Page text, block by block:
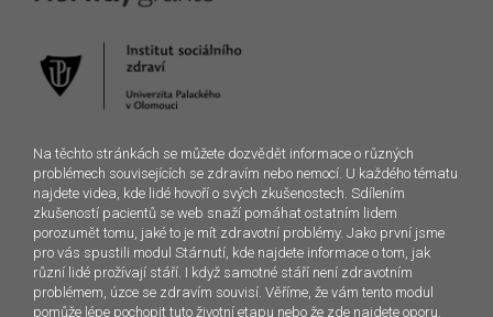
Na těchto stránkách se můžete dozvědět informace o různých
problémech souvisejících se zdravím nebo nemocí. U každého tématu
najdete videa, kde lidé hovoří o svých zkušenostech. Sdílením
zkušeností pacientů se web snaží pomáhat ostatním lidem
porozumět tomu, jaké to je mít zdravotní problémy. Jako první jsme
pro vás spustili modul Stárnutí, kde najdete informace o tom, jak
různí lidé prožívají stáří. I když samotné stáří není zdravotním
problémem, úzce se zdravím souvisí. Věříme, že vám tento modul
pomůže lépe pochopit tuto životní etapu nebo že zde najdete oporu.